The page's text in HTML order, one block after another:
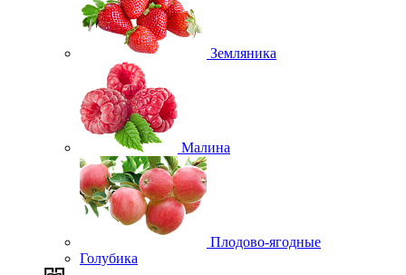
Земляника
Малина
Плодово-ягодные
Голубика